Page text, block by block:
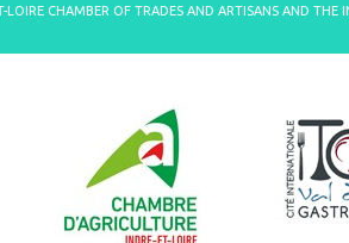
CHAMBER OF TRADES AND ARTISANS AND THE